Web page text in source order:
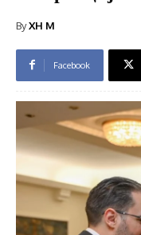
ByXH M
Facebook